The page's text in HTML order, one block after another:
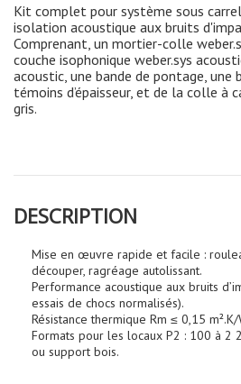
Kit complet pour système sous
isolation acoustique aux bruits
Comprenant, un mortier-colle
couche isophonique weber.sys
acoustic, une bande de pontage, une
témoins d’épaisseur, et de la colle à
gris.
DESCRIPTION
Mise en œuvre rapide et facile :
découper, ragréage autolissant.
Performance acoustique aux bruits
essais de chocs normalisés).
Résistance thermique Rm ≤ 0,15 m².K/
Formats pour les locaux P2 : 100 à 2
ou support bois.